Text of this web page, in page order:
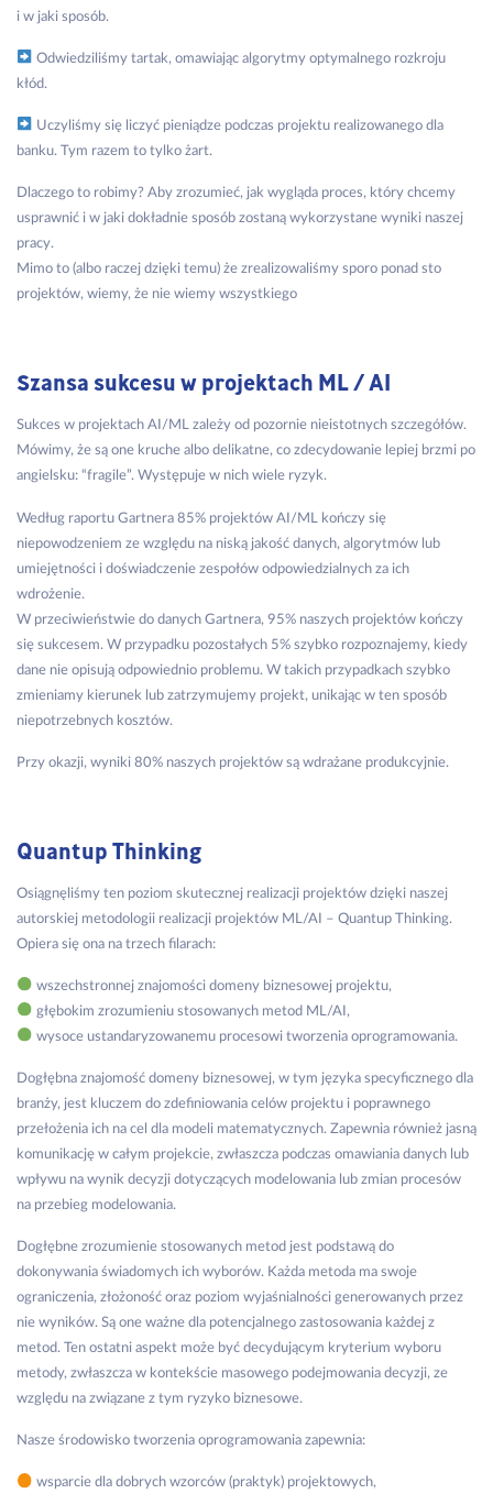
i w jaki sposób.
Odwiedziliśmy tartak, omawiając algorytmy optymalnego rozkroju
kłód.
Uczyliśmy się liczyć pieniądze podczas projektu realizowanego dla
banku. Tym razem to tylko żart.
Dlaczego to robimy? Aby zrozumieć, jak wygląda proces, który chcemy
usprawnić i w jaki dokładnie sposób zostaną wykorzystane wyniki naszej
pracy.
Mimo to (albo raczej dzięki temu) że zrealizowaliśmy sporo ponad sto
projektów, wiemy, że nie wiemy wszystkiego
Szansa sukcesu w projektach ML / AI
Sukces w projektach AI/ML zależy od pozornie nieistotnych szczegółów.
Mówimy, że są one kruche albo delikatne, co zdecydowanie lepiej brzmi po
angielsku: “fragile”. Występuje w nich wiele ryzyk.
Według raportu Gartnera 85% projektów AI/ML kończy się
niepowodzeniem ze względu na niską jakość danych, algorytmów lub
umiejętności i doświadczenie zespołów odpowiedzialnych za ich
wdrożenie.
W przeciwieństwie do danych Gartnera, 95% naszych projektów kończy
się sukcesem. W przypadku pozostałych 5% szybko rozpoznajemy, kiedy
dane nie opisują odpowiednio problemu. W takich przypadkach szybko
zmieniamy kierunek lub zatrzymujemy projekt, unikając w ten sposób
niepotrzebnych kosztów.
Przy okazji, wyniki 80% naszych projektów są wdrażane produkcyjnie.
Quantup Thinking
Osiągnęliśmy ten poziom skutecznej realizacji projektów dzięki naszej
autorskiej metodologii realizacji projektów ML/AI – Quantup Thinking.
Opiera się ona na trzech filarach:
wszechstronnej znajomości domeny biznesowej projektu,
głębokim zrozumieniu stosowanych metod ML/AI,
wysoce ustandaryzowanemu procesowi tworzenia oprogramowania.
Dogłębna znajomość domeny biznesowej, w tym języka specyficznego dla
branży, jest kluczem do zdefiniowania celów projektu i poprawnego
przełożenia ich na cel dla modeli matematycznych. Zapewnia również jasną
komunikację w całym projekcie, zwłaszcza podczas omawiania danych lub
wpływu na wynik decyzji dotyczących modelowania lub zmian procesów
na przebieg modelowania.
Dogłębne zrozumienie stosowanych metod jest podstawą do
dokonywania świadomych ich wyborów. Każda metoda ma swoje
ograniczenia, złożoność oraz poziom wyjaśnialności generowanych przez
nie wyników. Są one ważne dla potencjalnego zastosowania każdej z
metod. Ten ostatni aspekt może być decydującym kryterium wyboru
metody, zwłaszcza w kontekście masowego podejmowania decyzji, ze
względu na związane z tym ryzyko biznesowe.
Nasze środowisko tworzenia oprogramowania zapewnia:
wsparcie dla dobrych wzorców (praktyk) projektowych,